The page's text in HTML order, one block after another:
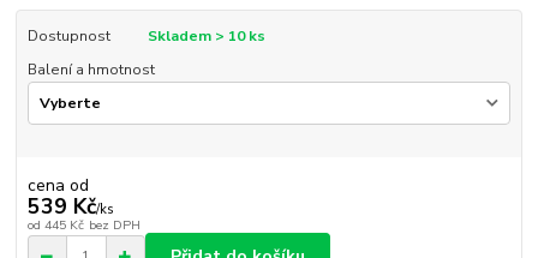
Dostupnost
Skladem > 10 ks
Balení a hmotnost
cena od
539 Kč/ks
od 445 Kč bez DPH